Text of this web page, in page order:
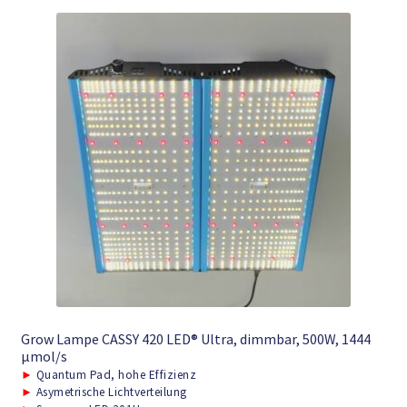
Grow Lampe CASSY 420 LED® Ultra, dimmbar, 500W, 1444
μmol/s
► Quantum Pad, hohe Effizienz
► Asymetrische Lichtverteilung